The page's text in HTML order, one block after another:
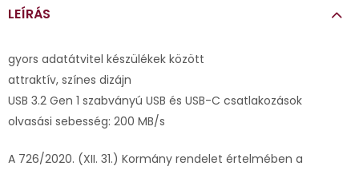
LEÍRÁS
gyors adatátvitel készülékek között
attraktív, színes dizájn
USB 3.2 Gen 1 szabványú USB és USB-C csatlakozások
olvasási sebesség: 200 MB/s
A 726/2020. (XII. 31.) Kormány rendelet értelmében a